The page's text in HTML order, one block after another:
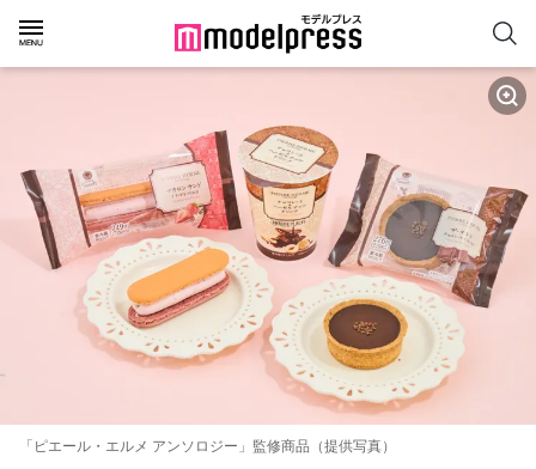
「ピエール・エルメ アンソロジー」監修商品（提供写真）